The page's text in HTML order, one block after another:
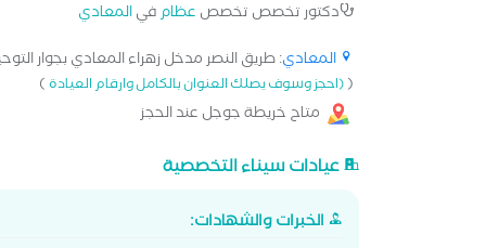
دكتور تخصص تخصص عظامفيالمعادي
المعادي: طريق النصر مدخل زهراء المعادي بجوار
((احجز وسوف يصلك العنوان بالكامل وارقام العيادة)
متاح خريطة جوجل عند الحجز
عيادات سيناء التخصصية
الخبرات والشهادات: